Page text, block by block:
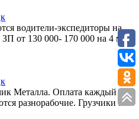
водители-экспедиторы на
от 130 000- 170 000 на 4 м
Металла. Оплата каждый
разнорабочие. Грузчики зп